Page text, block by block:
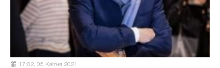
17:02, 05 Квітня 2021